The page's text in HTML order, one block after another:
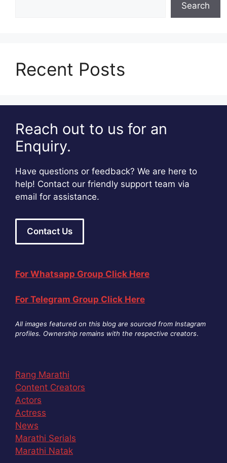
Search
Recent Posts
Reach out to us for an
Enquiry.
Have questions or feedback? We are here to
help! Contact our friendly support team via
email for assistance.
Contact Us
For Whatsapp Group Click Here
For Telegram Group Click Here
All images featured on this blog are sourced from Instagram
profiles. Ownership remains with the respective creators.
Rang Marathi
Content Creators
Actors
Actress
News
Marathi Serials
Marathi Natak